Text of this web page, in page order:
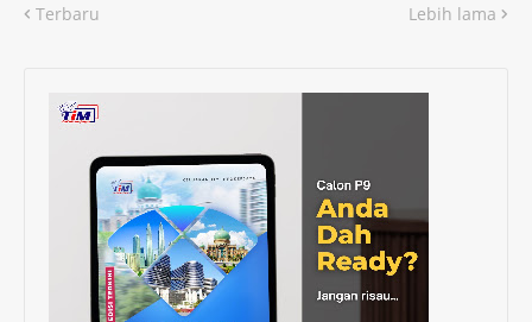
Terbaru Lebih lama